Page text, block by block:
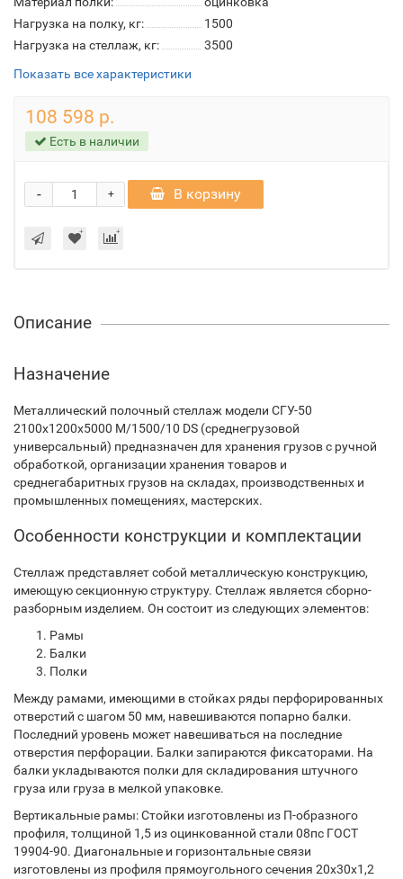
Нагрузка на полку, кг:
1500
Нагрузка на стеллаж, кг:
3500
Показать все характеристики
108 598 р.
Есть в наличии
+
- В корзину
Описание
Назначение
Металлический полочный стеллаж модели СГУ-50
2100х1200х5000 М/1500/10 DS (среднегрузовой
универсальный) предназначен для хранения грузов с ручной
обработкой, организации хранения товаров и
среднегабаритных грузов на складах, производственных и
промышленных помещениях, мастерских.
Особенности конструкции и комплектации
Стеллаж представляет собой металлическую конструкцию,
имеющую секционную структуру. Стеллаж является сборно-
разборным изделием. Он состоит из следующих элементов:
Рамы
Балки
Полки
Между рамами, имеющими в стойках ряды перфорированных
отверстий с шагом 50 мм, навешиваются попарно балки.
Последний уровень может навешиваться на последние
отверстия перфорации. Балки запираются фиксаторами. На
балки укладываются полки для складирования штучного
груза или груза в мелкой упаковке.
Вертикальные рамы: Стойки изготовлены из П-образного
профиля, толщиной 1,5 из оцинкованной стали 08пс ГОСТ
19904-90. Диагональные и горизонтальные связи
изготовлены из профиля прямоугольного сечения 20х30х1,2